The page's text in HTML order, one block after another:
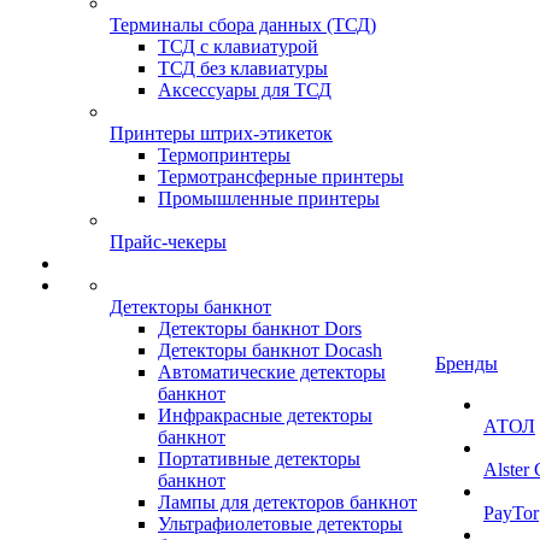
Терминалы сбора данных (ТСД)
ТСД с клавиатурой
ТСД без клавиатуры
Аксессуары для ТСД
Принтеры штрих-этикеток
Термопринтеры
Термотрансферные принтеры
Промышленные принтеры
Прайс-чекеры
Детекторы банкнот
Детекторы банкнот Dors
Детекторы банкнот Docash
Автоматические детекторы
банкнот
Инфракрасные детекторы
банкнот
Портативные детекторы
банкнот
Лампы для детекторов банкнот
Ультрафиолетовые детекторы
Бренды
АТОЛ
Alster
PayTor